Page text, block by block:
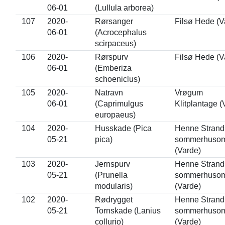
06-01
(Lullula arborea)
107
2020-
06-01
Rørsanger
(Acrocephalus
scirpaceus)
Filsø Hede
106
2020-
06-01
Rørspurv
(Emberiza
schoeniclus)
Filsø Hede
105
2020-
06-01
Natravn
(Caprimulgus
europaeus)
Vrøgum
Klitplantage
104
2020-
05-21
Husskade (Pica
pica)
Henne Strand
(Varde)
103
2020-
05-21
Jernspurv
(Prunella
modularis)
Henne Strand
(Varde)
102
2020-
05-21
Rødrygget
Tornskade (Lanius
collurio)
Henne Strand
(Varde)